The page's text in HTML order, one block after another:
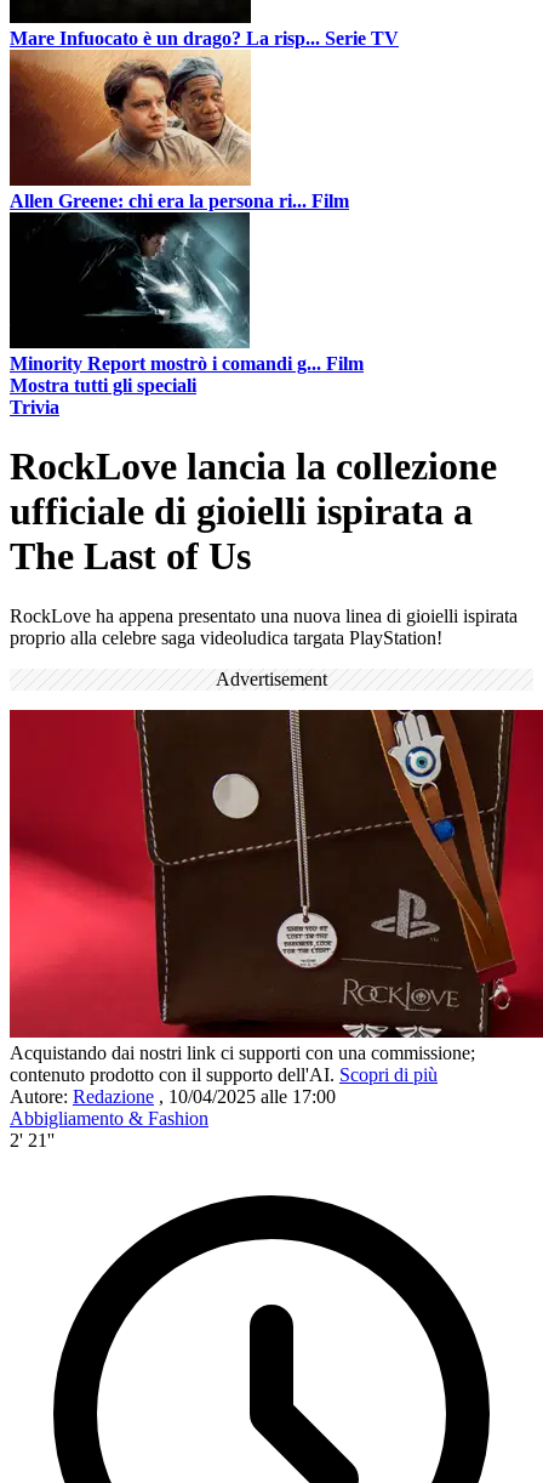
Mare Infuocato è un drago? La risp... Serie TV
Allen Greene: chi era la persona ri... Film
Minority Report mostrò i comandi g... Film
Mostra tutti gli speciali
Trivia
RockLove lancia la collezione
ufficiale di gioielli ispirata a
The Last of Us
RockLove ha appena presentato una nuova linea di gioielli ispirata
proprio alla celebre saga videoludica targata PlayStation!
Advertisement
Acquistando dai nostri link ci supporti con una commissione;
contenuto prodotto con il supporto dell'AI. Scopri di più
Autore: Redazione , 10/04/2025 alle 17:00
Abbigliamento & Fashion
2' 21''